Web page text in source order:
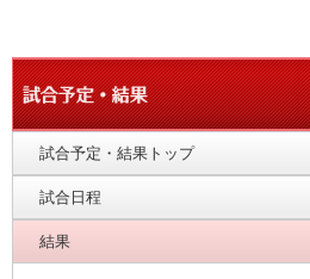
試合予定・結果トップ
試合日程
結果